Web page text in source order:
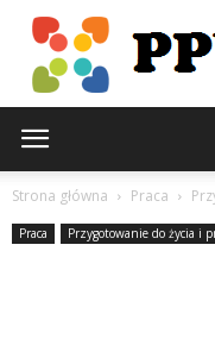
Strona główna Praca
Praca Przygotowanie do życia i